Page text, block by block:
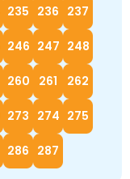
235 236 237
246 247 248
260 261 262
273 274 275
286 287